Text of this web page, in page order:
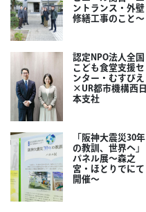
ントランス・外壁
修繕工事のこと～
認定NPO法人全国
こども食堂支援セ
ンター・むすびえ
×UR都市機構西日
本支社
「阪神大震災30年
の教訓、世界へ」
パネル展～森之
宮・ほとりでにて
開催～